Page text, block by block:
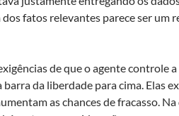
fatos relevantes parece ser um
de que o agente controle a
da liberdade para cima. Elas
as chances de fracasso.